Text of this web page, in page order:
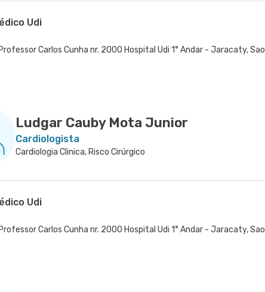
Udi
Carlos Cunha nr. 2000 Hospital Udi 1° Andar - Jaracaty, Sao
Ludgar Cauby Mota Junior
Cardiologista
Cardiologia Clinica, Risco Cirúrgico
Udi
Carlos Cunha nr. 2000 Hospital Udi 1° Andar - Jaracaty, Sao